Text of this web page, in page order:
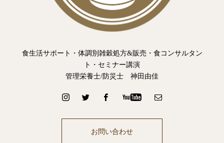
食生活サポート・体調別雑穀処方&販売・食コンサルタン
ト・セミナー講演
管理栄養士/防災士 神田由佳
お問い合わせ